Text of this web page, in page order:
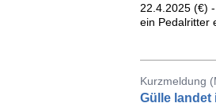
22.4.2025 (€)
ein Pedalritter
Kurzmeldung
Gülle landet